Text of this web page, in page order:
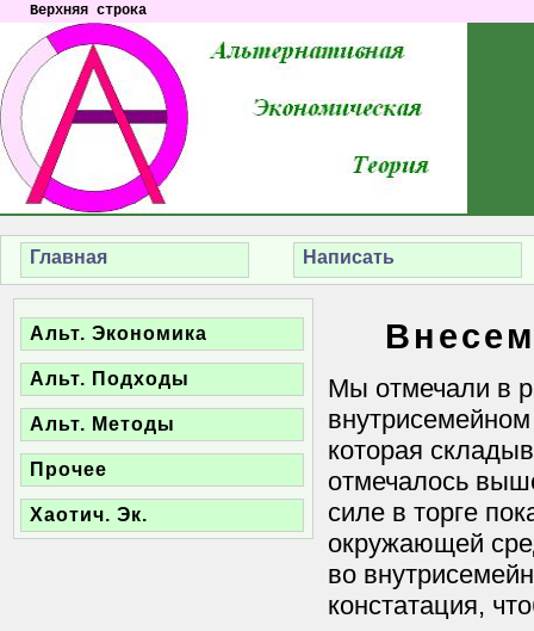
Верхняя строка
Главная Написать
Альт. Экономика
Альт. Подходы
Альт. Методы
Прочее
Хаотич. Эк.
Мы отмечали в
внутрисемейном
которая
отмечалось
силе в торге
окружающей
во
констатация,